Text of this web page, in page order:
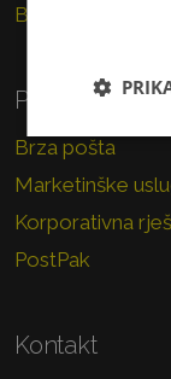
Brzojav
Poslovni
Brza pošta
Marketinške
Korporativna
PostPak
Kontakt